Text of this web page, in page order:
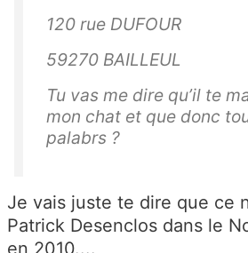
120 rue DUFOUR
59270 BAILLEUL
Tu vas me dire qu’il te
mon chat et que donc
palabrs ?
Je vais juste te dire que ce
Patrick Desenclos dans le
en 2010....